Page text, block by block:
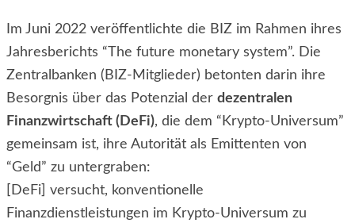
Im Juni 2022 veröffentlichte die BIZ im Rahmen ihres
Jahresberichts “The future monetary system”. Die
Zentralbanken (BIZ-Mitglieder) betonten darin ihre
Besorgnis über das Potenzial der dezentralen
Finanzwirtschaft (DeFi), die dem “Krypto-Universum”
gemeinsam ist, ihre Autorität als Emittenten von
“Geld” zu untergraben:
[DeFi] versucht, konventionelle
Finanzdienstleistungen im Krypto-Universum zu